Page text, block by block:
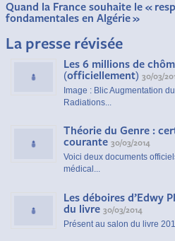
Quand la France souhaite le «
fondamentales en Algérie »
La presse révisée
Les 6 millions de
(officiellement) 30/03/
Image : Blic Augmentation
Radiations...
Théorie du Genre :
courante 30/03/2014
Voici deux documents
médical...
Les déboires d’Edwy
du livre 30/03/2014
Présent au salon du livre